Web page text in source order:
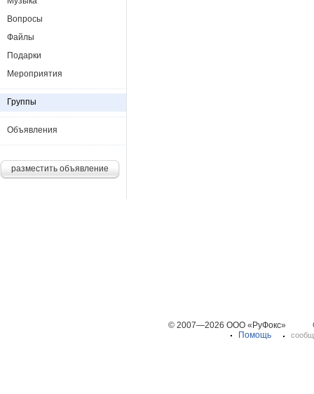
Вопросы
Файлы
Подарки
Мероприятия
Группы
Объявления
разместить объявление
© 2007—2026 ООО «РуФокс»
Помощь